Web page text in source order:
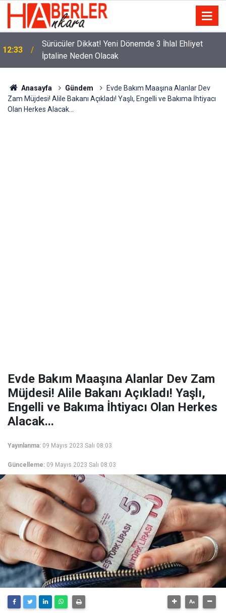
12:33
Sürücüler Dikkat! Yeni Dönemde 3 İhlal Ehliyet
İptaline Neden Olacak
Anasayfa Gündem
Evde Bakım Maaşına Alanlar Dev
Zam Müjdesi! Alile Bakanı Açıkladı! Yaşlı, Engelli ve Bakıma İhtiyacı
Olan Herkes Alacak...
Evde Bakım Maaşına Alanlar Dev Zam
Müjdesi! Alile Bakanı Açıkladı! Yaşlı,
Engelli ve Bakıma İhtiyacı Olan Herkes
Alacak...
Yayınlanma: 09 Mayıs 2023 Salı 08:03
Güncelleme: 09 Mayıs 2023 Salı 08:03